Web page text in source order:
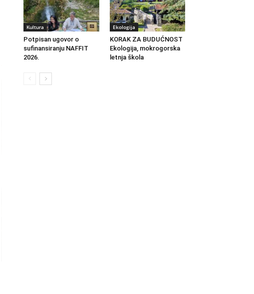
Kultura
Potpisan ugovor o
sufinansiranju NAFFIT
2026.
Ekologija
KORAK ZA BUDUĆNOST
Ekologija, mokrogorska
letnja škola